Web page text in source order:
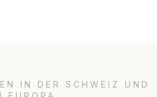
IN DER SCHWEIZ UND